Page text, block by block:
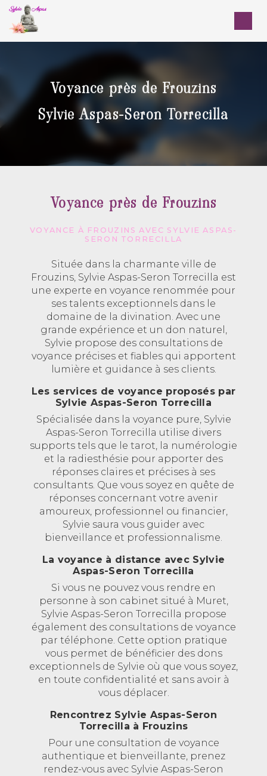
Voyance près de Frouzins
Sylvie Aspas-Seron Torrecilla
Voyance près de Frouzins
VOYANCE À FROUZINS AVEC SYLVIE ASPAS-
SERON TORRECILLA
Située dans la charmante ville de
Frouzins, Sylvie Aspas-Seron Torrecilla est
une experte en voyance renommée pour
ses talents exceptionnels dans le
domaine de la divination. Avec une
grande expérience et un don naturel,
Sylvie propose des consultations de
voyance précises et fiables qui apportent
lumière et guidance à ses clients.
Les services de voyance proposés par
Sylvie Aspas-Seron Torrecilla
Spécialisée dans la voyance pure, Sylvie
Aspas-Seron Torrecilla utilise divers
supports tels que le tarot, la numérologie
et la radiesthésie pour apporter des
réponses claires et précises à ses
consultants. Que vous soyez en quête de
réponses concernant votre avenir
amoureux, professionnel ou financier,
Sylvie saura vous guider avec
bienveillance et professionnalisme.
La voyance à distance avec Sylvie
Aspas-Seron Torrecilla
Si vous ne pouvez vous rendre en
personne à son cabinet situé à Muret,
Sylvie Aspas-Seron Torrecilla propose
également des consultations de voyance
par téléphone. Cette option pratique
vous permet de bénéficier des dons
exceptionnels de Sylvie où que vous soyez,
en toute confidentialité et sans avoir à
vous déplacer.
Rencontrez Sylvie Aspas-Seron
Torrecilla à Frouzins
Pour une consultation de voyance
authentique et bienveillante, prenez
rendez-vous avec Sylvie Aspas-Seron
Panneau de gestion des cookies